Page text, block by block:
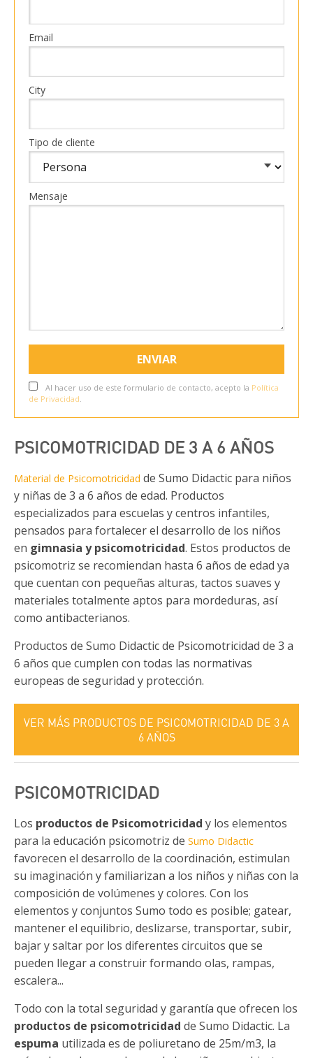
Email
City
Tipo de cliente
Mensaje
Al hacer uso de este formulario de contacto, acepto la Política
de Privacidad.
PSICOMOTRICIDAD DE 3 A 6 AÑOS
Material de Psicomotricidad de Sumo Didactic para niños
y niñas de 3 a 6 años de edad. Productos
especializados para escuelas y centros infantiles,
pensados para fortalecer el desarrollo de los niños
en gimnasia y psicomotricidad. Estos productos de
psicomotriz se recomiendan hasta 6 años de edad ya
que cuentan con pequeñas alturas, tactos suaves y
materiales totalmente aptos para mordeduras, así
como antibacterianos.
Productos de Sumo Didactic de Psicomotricidad de 3 a
6 años que cumplen con todas las normativas
europeas de seguridad y protección.
VER MÁS PRODUCTOS DE PSICOMOTRICIDAD DE 3 A
6 AÑOS
PSICOMOTRICIDAD
Los productos de Psicomotricidad y los elementos
para la educación psicomotriz de Sumo Didactic
favorecen el desarrollo de la coordinación, estimulan
su imaginación y familiarizan a los niños y niñas con la
composición de volúmenes y colores. Con los
elementos y conjuntos Sumo todo es posible; gatear,
mantener el equilibrio, deslizarse, transportar, subir,
bajar y saltar por los diferentes circuitos que se
pueden llegar a construir formando olas, rampas,
escalera...
Todo con la total seguridad y garantía que ofrecen los
productos de psicomotricidad de Sumo Didactic. La
espuma utilizada es de poliuretano de 25m/m3, la